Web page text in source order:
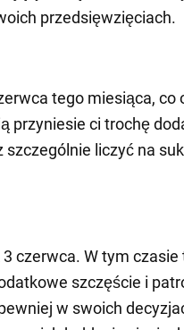
przedsięwzięciach.
tego miesiąca, co
przyniesie ci trochę
liczyć na
czerwca. W tym
szczęście i
w swoich